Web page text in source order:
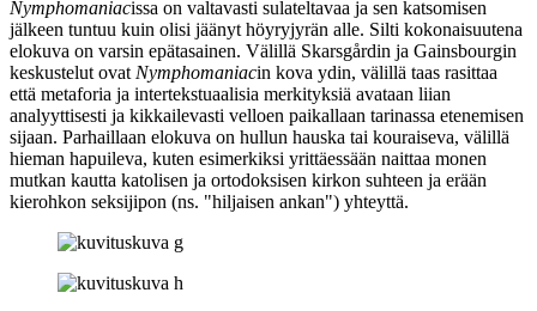
Nymphomaniacissa on valtavasti sulateltavaa ja sen katsomisen
jälkeen tuntuu kuin olisi jäänyt höyryjyrän alle. Silti kokonaisuutena
elokuva on varsin epätasainen. Välillä Skarsgårdin ja Gainsbourgin
keskustelut ovat Nymphomaniacin kova ydin, välillä taas rasittaa
että metaforia ja intertekstuaalisia merkityksiä avataan liian
analyyttisesti ja kikkailevasti velloen paikallaan tarinassa etenemisen
sijaan. Parhaillaan elokuva on hullun hauska tai kouraiseva, välillä
hieman hapuileva, kuten esimerkiksi yrittäessään naittaa monen
mutkan kautta katolisen ja ortodoksisen kirkon suhteen ja erään
kierohkon seksijipon (ns. "hiljaisen ankan") yhteyttä.